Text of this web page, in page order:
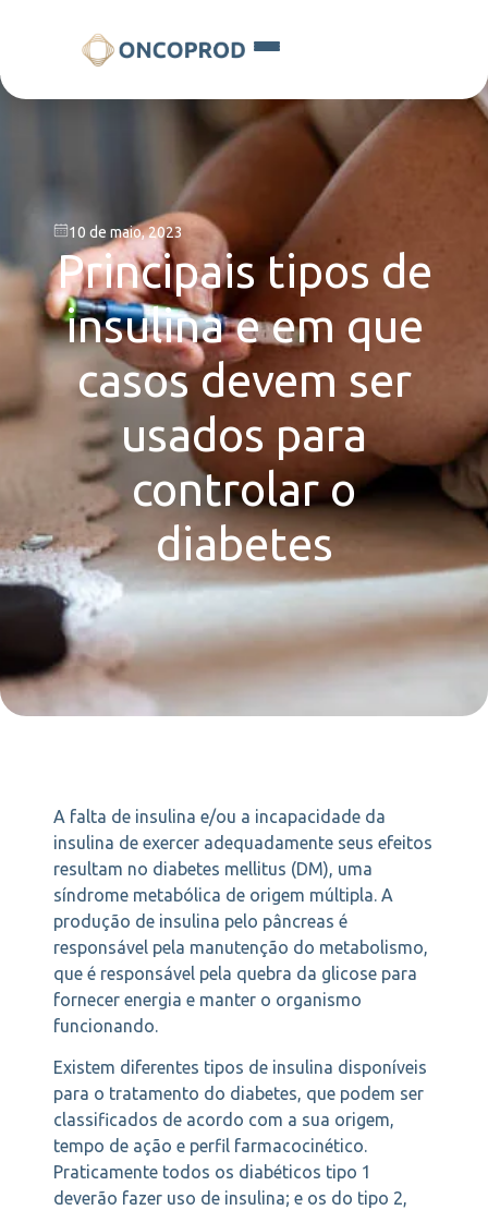
10 de maio, 2023
Principais tipos de
insulina e em que
casos devem ser
usados para
controlar o
diabetes
A falta de insulina e/ou a incapacidade da
insulina de exercer adequadamente seus efeitos
resultam no diabetes mellitus (DM), uma
síndrome metabólica de origem múltipla. A
produção de insulina pelo pâncreas é
responsável pela manutenção do metabolismo,
que é responsável pela quebra da glicose para
fornecer energia e manter o organismo
funcionando.
Existem diferentes tipos de insulina disponíveis
para o tratamento do diabetes, que podem ser
classificados de acordo com a sua origem,
tempo de ação e perfil farmacocinético.
Praticamente todos os diabéticos tipo 1
deverão fazer uso de insulina; e os do tipo 2,